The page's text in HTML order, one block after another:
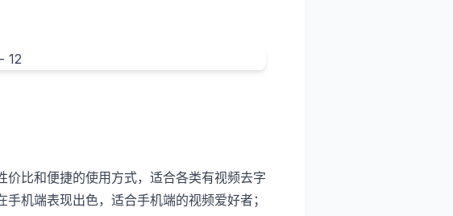
比和便捷的使用方式，适合各类有视频去字
机端表现出色，适合手机端的视频爱好者；